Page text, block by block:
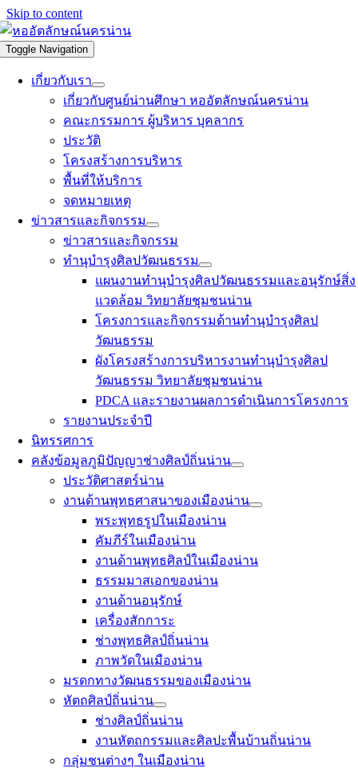
Skip to content
Toggle Navigation
เกี่ยวกับเรา
เกี่ยวกับศูนย์น่านศึกษา หออัตลักษณ์นครน่าน
คณะกรรมการ ผู้บริหาร บุคลากร
ประวัติ
โครงสร้างการบริหาร
พื้นที่ให้บริการ
จดหมายเหตุ
ข่าวสารและกิจกรรม
ข่าวสารและกิจกรรม
ทำนุบำรุงศิลปวัฒนธรรม
แผนงานทำนุบำรุงศิลปวัฒนธรรมและอนุรักษ์สิ่ง
แวดล้อม วิทยาลัยชุมชนน่าน
โครงการและกิจกรรมด้านทำนุบำรุงศิลป
วัฒนธรรม
ผังโครงสร้างการบริหารงานทำนุบำรุงศิลป
วัฒนธรรม วิทยาลัยชุมชนน่าน
PDCA และรายงานผลการดำเนินการโครงการ
รายงานประจำปี
นิทรรศการ
คลังข้อมูลภูมิปัญญาช่างศิลป์ถิ่นน่าน
ประวัติศาสตร์น่าน
งานด้านพุทธศาสนาของเมืองน่าน
พระพุทธรูปในเมืองน่าน
คัมภีร์ในเมืองน่าน
งานด้านพุทธศิลป์ในเมืองน่าน
ธรรมมาสเอกของน่าน
งานด้านอนุรักษ์
เครื่องสักการะ
ช่างพุทธศิลป์ถิ่นน่าน
ภาพวัดในเมืองน่าน
มรดกทางวัฒนธรรมของเมืองน่าน
หัตถศิลป์ถิ่นน่าน
ช่างศิลป์ถิ่นน่าน
งานหัตถกรรมและศิลปะพื้นบ้านถิ่นน่าน
กลุ่มชนต่างๆ ในเมืองน่าน